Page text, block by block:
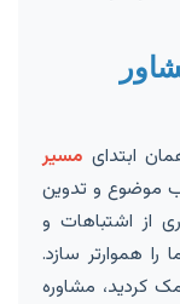
ابتدای مسیر
موضوع و تدوین
از اشتباهات و
هموارتر سازد.
کردید، مشاوره